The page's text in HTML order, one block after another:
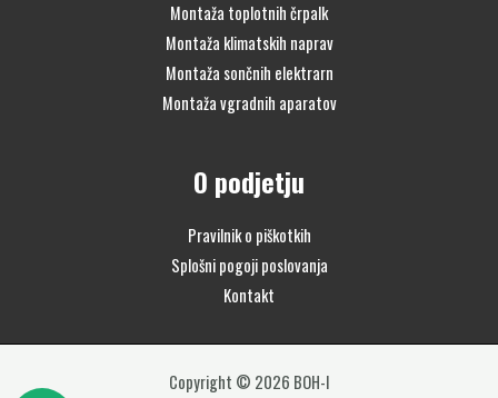
Montaža toplotnih črpalk
Montaža klimatskih naprav
Montaža sončnih elektrarn
Montaža vgradnih aparatov
O podjetju
Pravilnik o piškotkih
Splošni pogoji poslovanja
Kontakt
Copyright © 2026 BOH-I